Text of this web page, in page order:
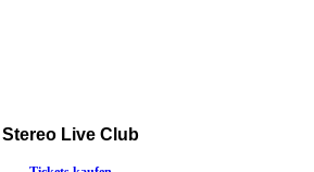
Stereo Live Club